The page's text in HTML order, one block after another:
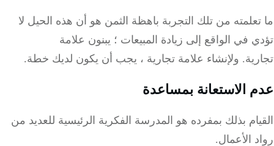
من تلك التجربة باهظة الثمن هو أن هذه الحيل لا
في الواقع إلى زيادة المبيعات ؛يبنون علامة
ولإنشاء علامة تجارية ، يجب أن يكون لديك خطة.
الاستعانة بمساعدة
بذلك بمفرده هو المدرسة الفكرية الرئيسية للعديد من
الأعمال.